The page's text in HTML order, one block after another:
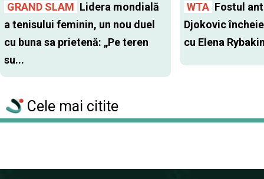
GRAND SLAM Lidera mondială
a tenisului feminin, un nou duel
cu buna sa prietenă: „Pe teren
su...
WTA Fostul
Djokovic
cu Elena
Cele mai citite